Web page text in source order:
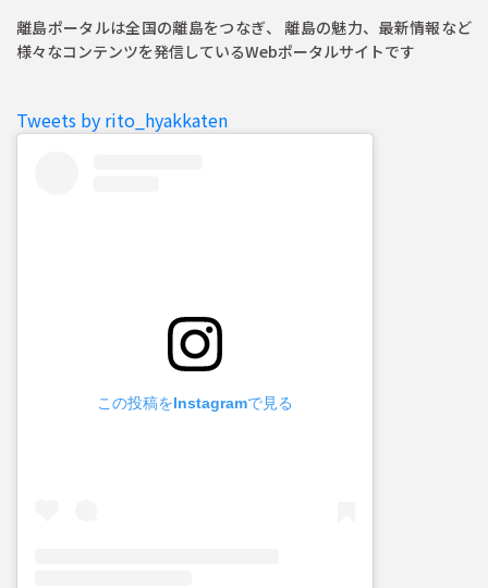
離島ポータルは全国の離島をつなぎ、 離島の魅力、最新情報など
様々なコンテンツを発信しているWebポータルサイトです
Tweets by rito_hyakkaten
この投稿をInstagramで見る